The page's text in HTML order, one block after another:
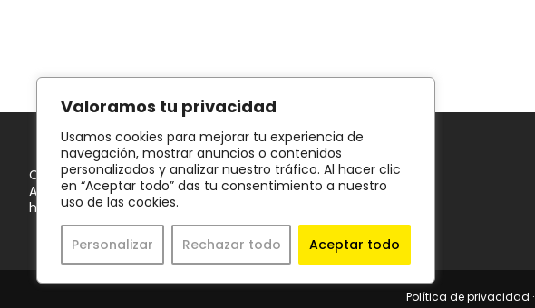
Valoramos tu privacidad
Usamos cookies para mejorar tu experiencia de
navegación, mostrar anuncios o contenidos
personalizados y analizar nuestro tráfico. Al hacer clic
en “Aceptar todo” das tu consentimiento a nuestro
uso de las cookies.
Personalizar Rechazar todo Aceptar todo
Cristina Tomé · Social Media Manager
Avda. Francesc Macià, 53 · 08206 Sabadell, Barcelona
hola@cristina.barcelona
Política de privacidad ·